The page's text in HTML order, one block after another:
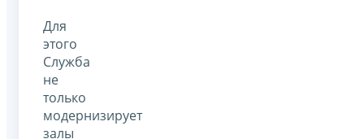
Для
этого
Служба
не
только
модернизирует
залы